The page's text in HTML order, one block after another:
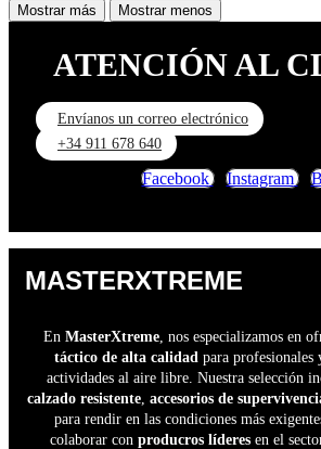
Mostrar más Mostrar menos
ATENCIÓN AL
Envíanos un correo electrónico
+34 911 678 640
Facebook Instagram
MASTERXTREME
En MasterXtreme, nos especializamos en
táctico de alta calidad para profesionales
actividades al aire libre. Nuestra selección
calzado resistente, accesorios de
para rendir en las condiciones más
colaborar con producros líderes en el